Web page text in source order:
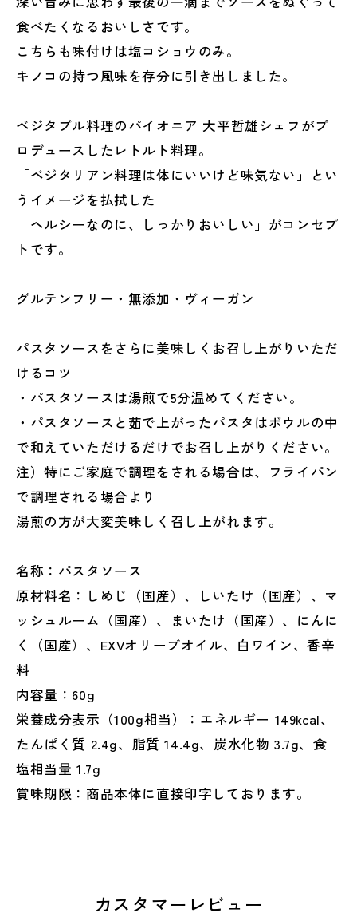
食べたくなるおいしさです。
こちらも味付けは塩コショウのみ。
キノコの持つ風味を存分に引き出しました。
ベジタブル料理のパイオニア 大平哲雄シェフがプ
ロデュースしたレトルト料理。
「ベジタリアン料理は体にいいけど味気ない」とい
うイメージを払拭した
「ヘルシーなのに、しっかりおいしい」がコンセプ
トです。
グルテンフリー・無添加・ヴィーガン
パスタソースをさらに美味しくお召し上がりいただ
けるコツ
・パスタソースは湯煎で5分温めてください。
・パスタソースと茹で上がったパスタはボウルの中
で和えていただけるだけでお召し上がりください。
注）特にご家庭で調理をされる場合は、フライパン
で調理される場合より
湯煎の方が大変美味しく召し上がれます。
名称：パスタソース
原材料名：しめじ（国産）、しいたけ（国産）、マ
ッシュルーム（国産）、まいたけ（国産）、にんに
く（国産）、EXVオリーブオイル、白ワイン、香辛
料
内容量：60g
栄養成分表示（100g相当）：エネルギー 149kcal、
たんぱく質 2.4g、脂質 14.4g、炭水化物 3.7g、食
塩相当量 1.7g
賞味期限：商品本体に直接印字しております。
カスタマーレビュー